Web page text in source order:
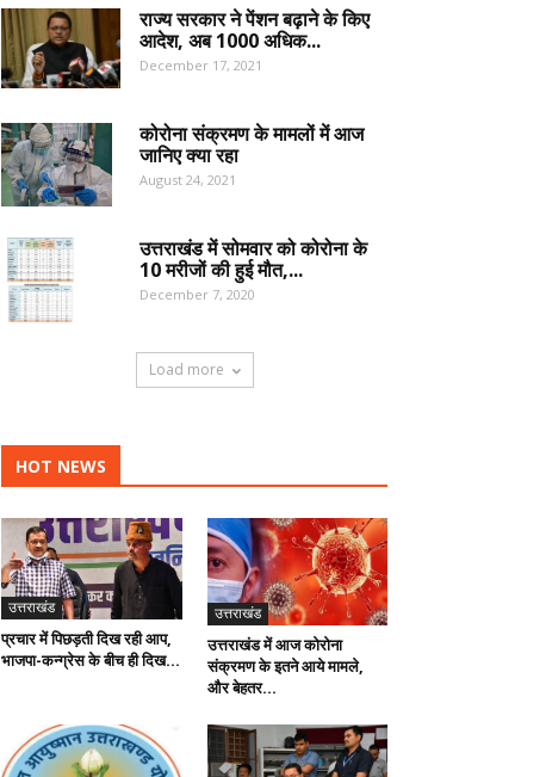
राज्य सरकार ने पेंशन बढ़ाने के किए
आदेश, अब 1000 अधिक...
December 17, 2021
कोरोना संक्रमण के मामलों में आज
जानिए क्या रहा
August 24, 2021
उत्तराखंड में सोमवार को कोरोना के
10 मरीजों की हुई मौत,...
December 7, 2020
Load more
HOT NEWS
उत्तराखंड
प्रचार में पिछड़ती दिख रही आप,
भाजपा-कन्ग्रेस के बीच ही दिख...
उत्तराखंड
उत्तराखंड में आज कोरोना
संक्रमण के इतने आये मामले,
और बेहतर...